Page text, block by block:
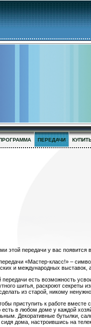
ПЕРЕДАЧИ
этой передачи у вас появится
«Мастер-класс!» –
и международных выставок,
передачи есть возможность
шитья, раскроют секреты
из старой, никому
приступить к работе
есть в любом доме у каждой
Декоративные бутылки,
сидя дома, настроившись на